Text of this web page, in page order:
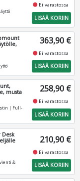
fiber_manual_record Ei varastossa
LISÄÄ KORIIN
363,90 €
fiber_manual_record Ei varastossa
LISÄÄ KORIIN
musta
| Full-
258,90 €
fiber_manual_record Ei varastossa
LISÄÄ KORIIN
&
210,90 €
fiber_manual_record Ei varastossa
LISÄÄ KORIIN